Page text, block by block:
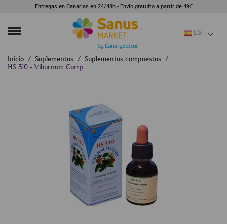
Entregas en Canarias en 24/48h - Envío gratuito a partir de 49€
ES
Inicio Suplementos
Suplementos compuestos
HS 310 - Viburnum Comp